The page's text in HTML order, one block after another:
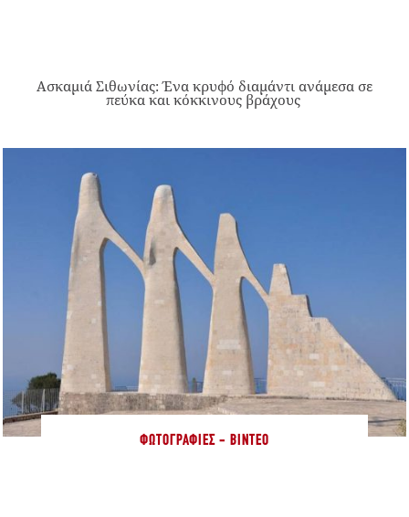
Ασκαμιά Σιθωνίας: Ένα κρυφό διαμάντι ανάμεσα σε
πεύκα και κόκκινους βράχους
ΦΩΤΟΓΡΑΦΊΕΣ - ΒΊΝΤΕΟ